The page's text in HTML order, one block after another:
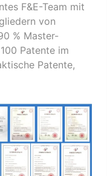
F&E-Team mit
von
% Master-
Patente im
Patente,